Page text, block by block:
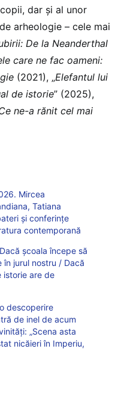
dar și al unor
arheologie – cele mai
De la Neanderthal
care ne fac oameni:
(2021), „Elefantul lui
de istorie” (2025),
ne-a rănit cel mai
Mircea
Tatiana
și conferințe
contemporană
școala începe să
în jurul nostru / Dacă
istorie are de
descoperire
de inel de acum
„Scena asta
nicăieri în Imperiu,